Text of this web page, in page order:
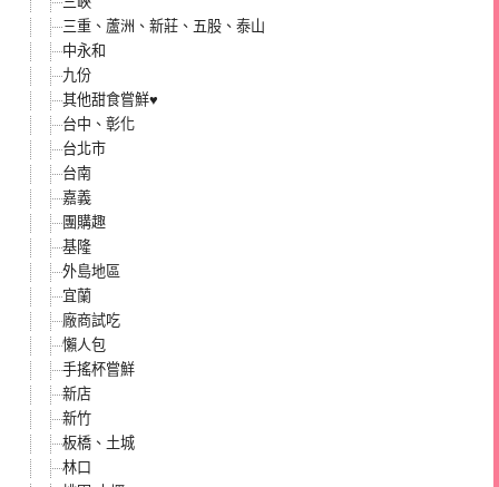
三重、蘆洲、新莊、五股、泰山
中永和
九份
其他甜食嘗鮮♥
台中、彰化
台北市
台南
嘉義
團購趣
基隆
外島地區
宜蘭
廠商試吃
懶人包
手搖杯嘗鮮
新店
新竹
板橋、土城
林口